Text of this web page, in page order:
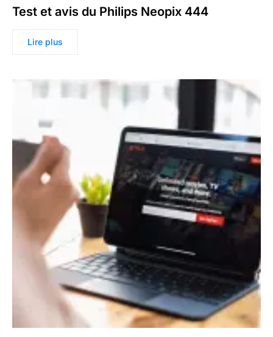
Test et avis du Philips Neopix 444
Lire plus